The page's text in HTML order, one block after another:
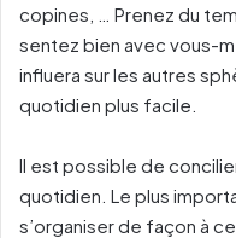
copines, … Prenez du
sentez bien avec vous-
influera sur les autres
quotidien plus facile.
Il est possible de
quotidien. Le plus
s’organiser de façon à